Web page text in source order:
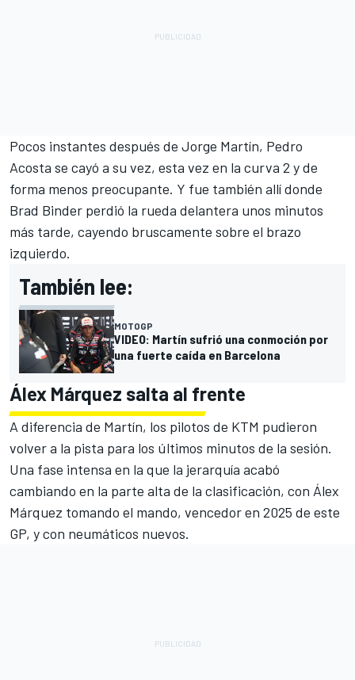
Pocos instantes después de Jorge Martín, Pedro
Acosta se cayó a su vez, esta vez en la curva 2 y de
forma menos preocupante. Y fue también allí donde
Brad Binder perdió la rueda delantera unos minutos
más tarde, cayendo bruscamente sobre el brazo
izquierdo.
También lee:
MOTOGP
VIDEO: Martín sufrió una conmoción por
una fuerte caída en Barcelona
Álex Márquez salta al frente
A diferencia de Martín, los pilotos de KTM pudieron
volver a la pista para los últimos minutos de la sesión.
Una fase intensa en la que la jerarquía acabó
cambiando en la parte alta de la clasificación, con Álex
Márquez tomando el mando, vencedor en 2025 de este
GP, y con neumáticos nuevos.